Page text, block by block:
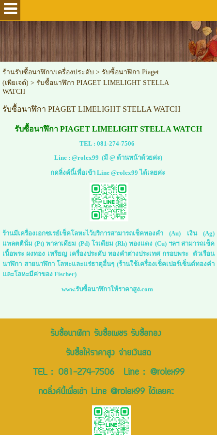
ร้านรับซื้อนาฬิกา/เครื่องประดับ > รับซื้อนาฬิกา Piaget
(เพียเจต์) > รับซื้อนาฬิกา PIAGET LIMELIGHT STELLA
WATCH
รับซื้อนาฬิกา PIAGET LIMELIGHT STELLA WATCH
รับซื้อนาฬิกา PIAGET LIMELIGHT STELLA WATCH
TEL : 081-274-7506
Line :@rolex99 (มี @ ด้านหน้าด้วยค่ะ)
กดลิ่งค์นี้เพื่อเข้า Line @rolex99 ได้เลยค่ะ
ร้านมีเครื่องเอกซเรย์เช็คโลหะไว้บริการสามารถเช็คทองคำ (Au) เงิน (Ag)
แพลตตินั่ม (Pt) พาลาเดียม (Pd) โรเดียม (Rh) ทองแดง (Cu) ฯลฯ สามารถเช็ค
เนื้อพระ ผงทอง เหรียญ เครื่องประดับ ทองคำต่างประเทศ กรอบพระ ตัวเรือน
นาฬิกา สายนาฬิกา โลหะและแร่ธาตุอื่นๆ (ร้านใช้เครื่องเช็คเปอร์เซ็นต์ทองคำ
และโลหะมีค่าของ Fischer)
www.รับซื้อนาฬิกาให้ราคาสูง.com
รับซื้อนาฬิกา รับซื้อเพชร รับซื้อทอง
รับซื้อให้ราคาสูง จ่ายเงินสด
TEL : 081-274-7506Line : @rolex99
กดลิ่งค์นี้เพื่อเข้า Line @rolex99 ได้เลยคะ